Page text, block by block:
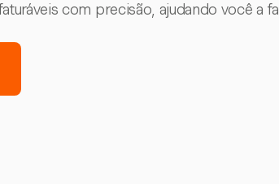
com precisão, ajudando você a